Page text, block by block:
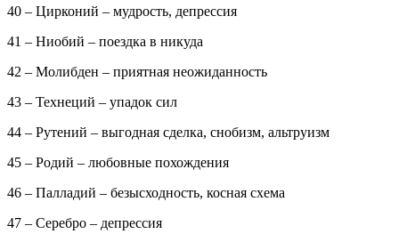
40 – Цирконий – мудрость, депрессия
41 – Ниобий – поездка в никуда
42 – Молибден – приятная неожиданность
43 – Технеций – упадок сил
44 – Рутений – выгодная сделка, снобизм, альтруизм
45 – Родий – любовные похождения
46 – Палладий – безысходность, косная схема
47 – Серебро – депрессия